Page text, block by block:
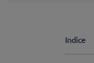
Indice